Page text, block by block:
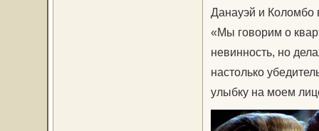
Данауэй и Коломбо
«Мы говорим о
невинность, но
настолько
улыбку на моем